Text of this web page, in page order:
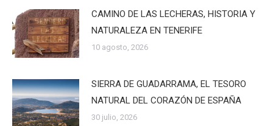
CAMINO DE LAS LECHERAS, HISTORIA Y
NATURALEZA EN TENERIFE
10 agosto, 2026
SIERRA DE GUADARRAMA, EL TESORO
NATURAL DEL CORAZÓN DE ESPAÑA
30 julio, 2026